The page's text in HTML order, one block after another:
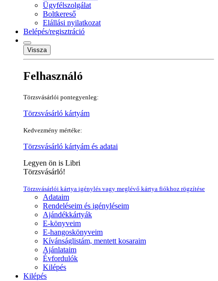
Ügyfélszolgálat
Boltkereső
Elállási nyilatkozat
Belépés/regisztráció
Vissza
Felhasználó
Törzsvásárlói pontegyenleg:
Törzsvásárló kártyám
Kedvezmény mértéke:
Törzsvásárló kártyám és adatai
Legyen ön is Libri
Törzsvásárló!
Törzsvásárlói kártya igénylés vagy meglévő kártya fiókhoz rögzítése
Adataim
Rendeléseim és igényléseim
Ajándékkártyák
E-könyveim
E-hangoskönyveim
Kívánságlistám, mentett kosaraim
Ajánlataim
Évfordulók
Kilépés
Kilépés